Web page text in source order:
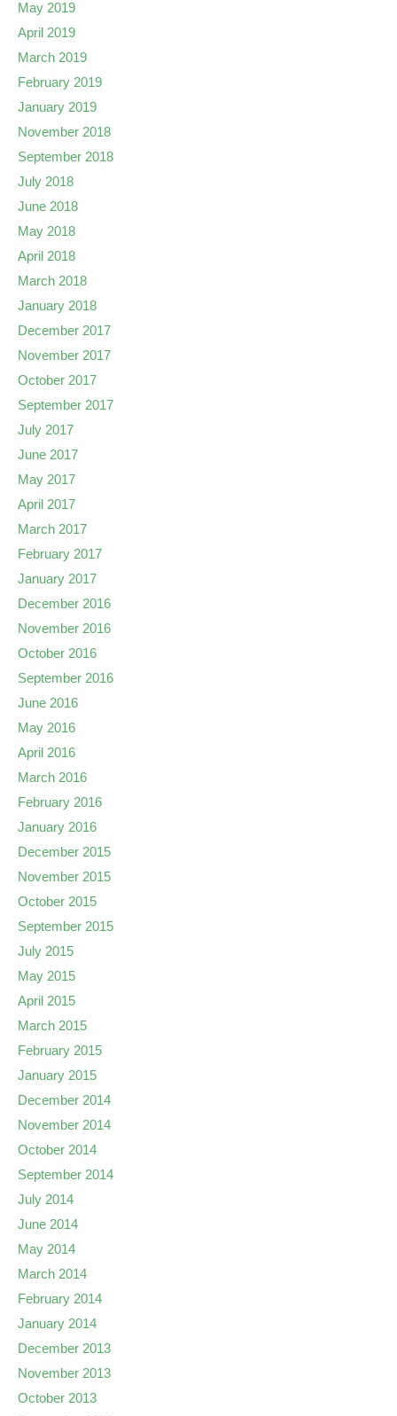
May 2019
April 2019
March 2019
February 2019
January 2019
November 2018
September 2018
July 2018
June 2018
May 2018
April 2018
March 2018
January 2018
December 2017
November 2017
October 2017
September 2017
July 2017
June 2017
May 2017
April 2017
March 2017
February 2017
January 2017
December 2016
November 2016
October 2016
September 2016
June 2016
May 2016
April 2016
March 2016
February 2016
January 2016
December 2015
November 2015
October 2015
September 2015
July 2015
May 2015
April 2015
March 2015
February 2015
January 2015
December 2014
November 2014
October 2014
September 2014
July 2014
June 2014
May 2014
March 2014
February 2014
January 2014
December 2013
November 2013
October 2013